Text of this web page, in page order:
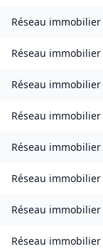
Réseau immobilier
Réseau immobilier
Réseau immobilier
Réseau immobilier
Réseau immobilier
Réseau immobilier
Réseau immobilier
Réseau immobilier